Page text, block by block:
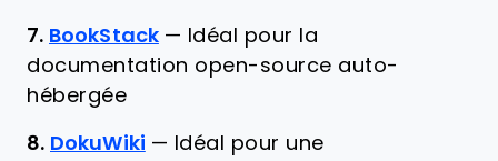
7. BookStack — Idéal pour la
documentation open-source auto-
hébergée
8. DokuWiki — Idéal pour une